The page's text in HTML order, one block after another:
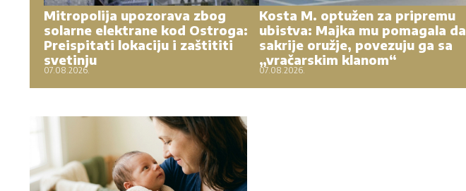
Mitropolija upozorava zbog
solarne elektrane kod Ostroga:
Preispitati lokaciju i zaštititi
svetinju
07.08.2026.
Kosta M. optužen za pripremu
ubistva: Majka mu pomagala da
sakrije oružje, povezuju ga sa
„vračarskim klanom“
07.08.2026.